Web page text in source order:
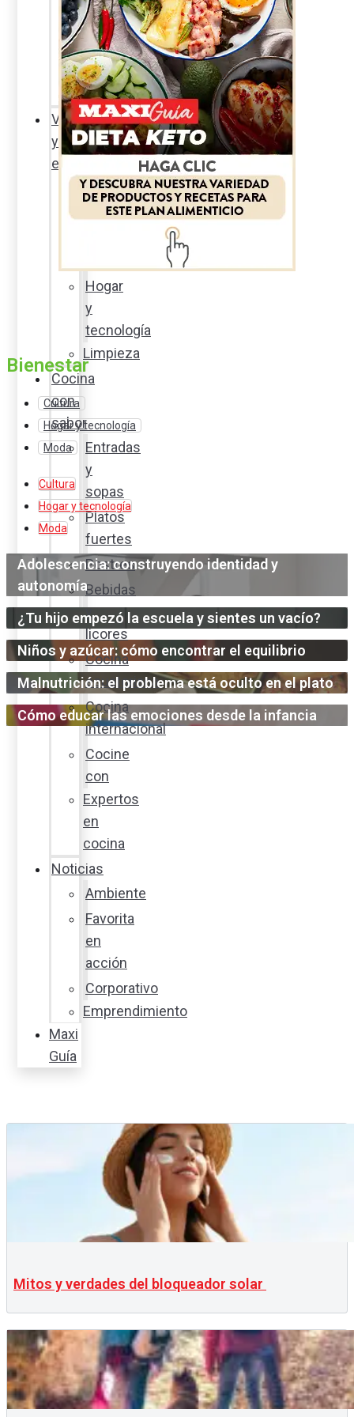
Sexualidad
responsable
En
la
percha
Vida
y
estilo
Productos
nuevos
Hogar
y
tecnología
Limpieza
Cocina
con
sabor
Entradas
y
sopas
Platos
fuertes
Postres
Bebidas
y
licores
Cocina
ecuatoriana
Cocina
internacional
Cocine
con
Expertos
en
cocina
Noticias
Ambiente
Favorita
en
acción
Corporativo
Emprendimiento
Maxi
Guía
Bienestar
Cultura
Hogar y tecnología
Moda
Cultura
Hogar y tecnología
Moda
Adolescencia: construyendo identidad y
autonomía
¿Tu hijo empezó la escuela y sientes un vacío?
Niños y azúcar: cómo encontrar el equilibrio
Malnutrición: el problema está oculto en el plato
Cómo educar las emociones desde la infancia
Mitos y verdades del bloqueador solar